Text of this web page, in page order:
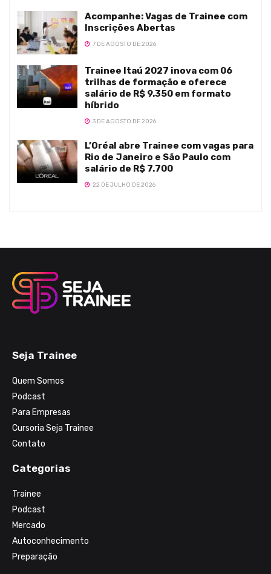
Acompanhe: Vagas de Trainee com
Inscrições Abertas
7 DE AGOSTO DE 2026
Trainee Itaú 2027 inova com 06
trilhas de formação e oferece
salário de R$ 9.350 em formato
híbrido
3 DE AGOSTO DE 2026
L’Oréal abre Trainee com vagas para
Rio de Janeiro e São Paulo com
salário de R$ 7.700
22 DE JULHO DE 2026
Seja Trainee
Quem Somos
Podcast
Para Empresas
Cursoria Seja Trainee
Contato
Categorias
Trainee
Podcast
Mercado
Autoconhecimento
Preparação